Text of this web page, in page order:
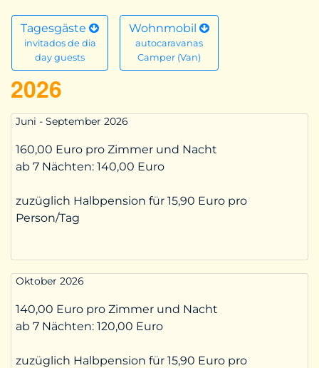
Tagesgäste
invitados de dia
day guests
Wohnmobil
autocaravanas
Camper (Van)
2026
Juni - September 2026
160,00 Euro pro Zimmer und Nacht
ab 7 Nächten:140,00 Euro
zuzüglich Halbpension für 15,90 Euro pro
Person/Tag
Oktober 2026
140,00 Euro pro Zimmer und Nacht
ab 7 Nächten:120,00 Euro
zuzüglich Halbpension für 15,90 Euro pro